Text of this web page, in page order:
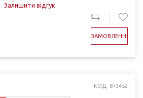
Залишити відгук
ЗАМОВЛЕННЯ
КОД: 873452